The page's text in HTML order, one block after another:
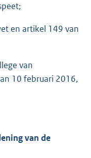
en artikel 149 van
van
10 februari 2016,
van de